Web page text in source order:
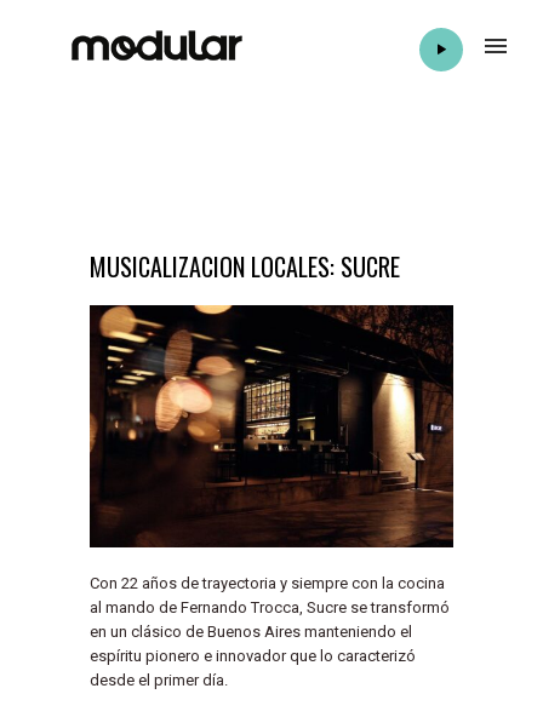
MUSICALIZACION LOCALES: SUCRE
Con 22 años de trayectoria y siempre con la cocina
al mando de Fernando Trocca, Sucre se transformó
en un clásico de Buenos Aires manteniendo el
espíritu pionero e innovador que lo caracterizó
desde el primer día.